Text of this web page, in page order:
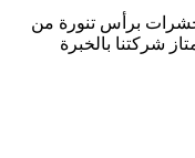
برأس تنورة من
شركتنا بالخبرة